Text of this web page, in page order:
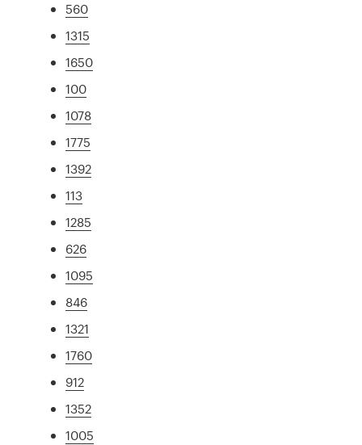
560
1315
1650
100
1078
1775
1392
113
1285
626
1095
846
1321
1760
912
1352
1005